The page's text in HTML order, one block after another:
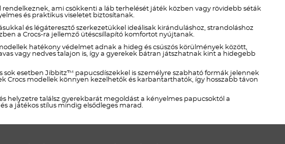
ami csökkenti a láb terhelését játék közben vagy rövidebb séták
és praktikus viseletet biztosítanak.
és légáteresztő szerkezetükkel ideálisak kiránduláshoz, strandoláshoz
a Crocs-ra jellemző ütéscsillapító komfortot nyújtanak.
hatékony védelmet adnak a hideg és csúszós körülmények között,
vagy nedves talajon is, így a gyerekek bátran játszhatnak kint a hidegebb
esetben Jibbitz™ papucsdíszekkel is személyre szabható formák jelennek
Crocs modellek könnyen kezelhetők és karbantarthatók, így hosszabb távon
helyzetre találsz gyerekbarát megoldást a kényelmes papucsoktól a
a játékos stílus mindig elsődleges marad.